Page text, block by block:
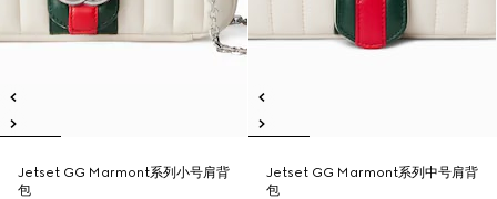
Jetset GG Marmont系列小号肩背
包
Jetset GG Marmont系列中号肩背
包